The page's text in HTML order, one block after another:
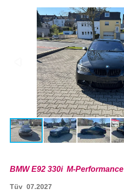
BMW E92 330i M-Performance
Tüv 07.2027